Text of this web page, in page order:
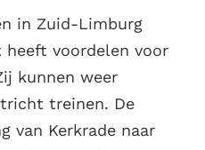
in Zuid-Limburg
heeft voordelen voor
kunnen weer
treinen. De
van Kerkrade naar